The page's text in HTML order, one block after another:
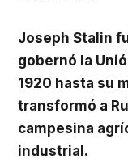
Joseph Stalin
gobernó la
1920 hasta su
transformó a
campesina
industrial.